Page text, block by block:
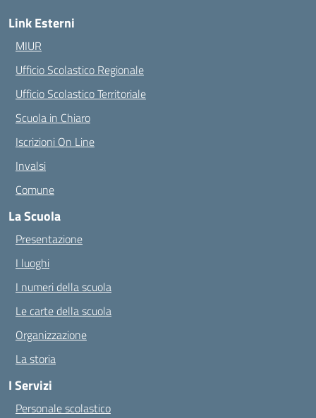
Link Esterni
MIUR
Ufficio Scolastico Regionale
Ufficio Scolastico Territoriale
Scuola in Chiaro
Iscrizioni On Line
Invalsi
Comune
La Scuola
Presentazione
I luoghi
I numeri della scuola
Le carte della scuola
Organizzazione
La storia
I Servizi
Personale scolastico